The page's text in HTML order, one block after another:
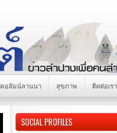
คอลัมน์ลานนา สุขภาพ ติดต่อเรา
SOCIAL PROFILES